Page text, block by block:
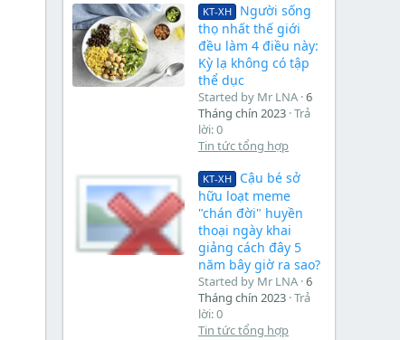
KT-XH
Người sống
thọ nhất thế giới
đều làm 4 điều này:
Kỳ lạ không có tập
thể dục
Started by Mr LNA 6
Tháng chín 2023 Trả
lời: 0
Tin tức tổng hợp
KT-XH
Cậu bé sở
hữu loạt meme
"chán đời" huyền
thoại ngày khai
giảng cách đây 5
năm bây giờ ra sao?
Started by Mr LNA 6
Tháng chín 2023 Trả
lời: 0
Tin tức tổng hợp